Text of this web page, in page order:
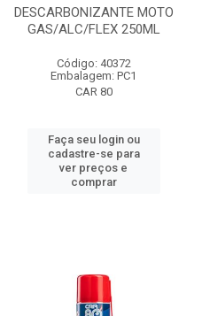
DESCARBONIZANTE MOTO
GAS/ALC/FLEX 250ML
Código: 40372
Embalagem: PC1
CAR 80
Faça seu login ou
cadastre-se para
ver preços e
comprar